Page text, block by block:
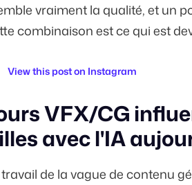
vraiment la qualité, et un
combinaison est ce qui est
View this post on Instagram
VFX/CG
avec l'IA
de la vague de contenu